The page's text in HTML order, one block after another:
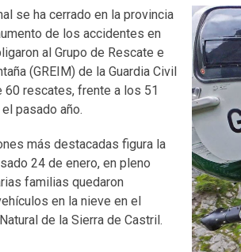
se ha cerrado en la provincia
de los accidentes en
al Grupo de Rescate e
(GREIM) de la Guardia Civil
60 rescates, frente a los 51
pasado año.
más destacadas figura la
24 de enero, en pleno
familias quedaron
en la nieve en el
de la Sierra de Castril.